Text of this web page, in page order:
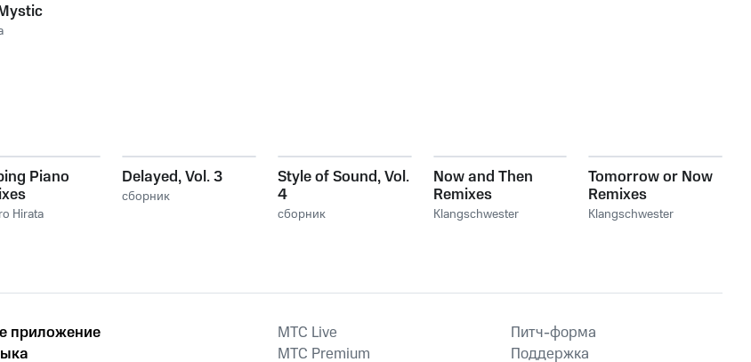
Piano
Hirata
Delayed, Vol. 3
сборник
Style of Sound, Vol.
4
сборник
Now and Then
Remixes
Klangschwester
Tomorrow or Now
Remixes
Klangschwester
приложение
MTС Live
MTС Premium
Питч-форма
Поддержка